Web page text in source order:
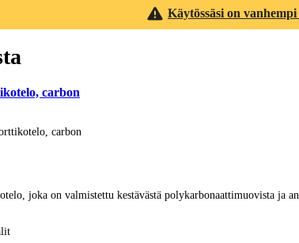
Käytössäsi on
carbon
carbon
joka on valmistettu kestävästä polykarbonaattimuovista ja